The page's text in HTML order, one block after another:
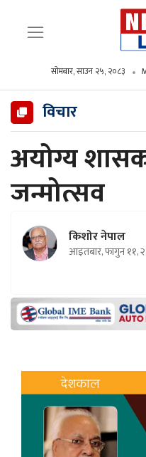
सोमबार, साउन २५, २०८३
विचार
अयोग्य
जन्मोत्सव
किशोर नेपाल
आइतबार, फागुन ११,